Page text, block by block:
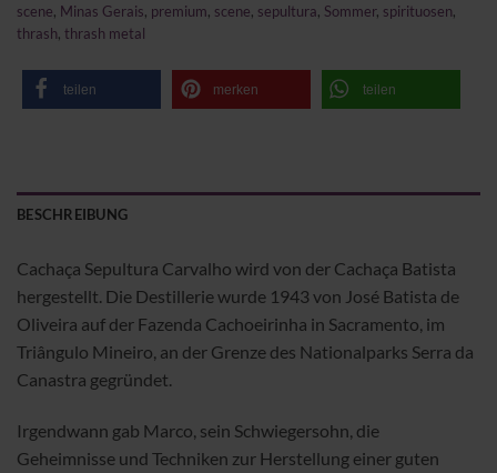
scene, Minas Gerais, premium, scene, sepultura, Sommer, spirituosen,
thrash, thrash metal
teilen merken teilen
BESCHREIBUNG
Cachaça Sepultura Carvalho wird von der Cachaça Batista
hergestellt. Die Destillerie wurde 1943 von José Batista de
Oliveira auf der Fazenda Cachoeirinha in Sacramento, im
Triângulo Mineiro, an der Grenze des Nationalparks Serra da
Canastra gegründet.
Irgendwann gab Marco, sein Schwiegersohn, die
Geheimnisse und Techniken zur Herstellung einer guten